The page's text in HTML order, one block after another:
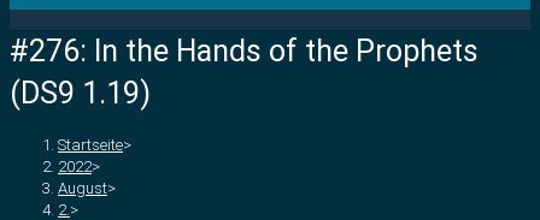
#276: In the Hands of the Prophets
(DS9 1.19)
Startseite>
2022>
August>
2. >